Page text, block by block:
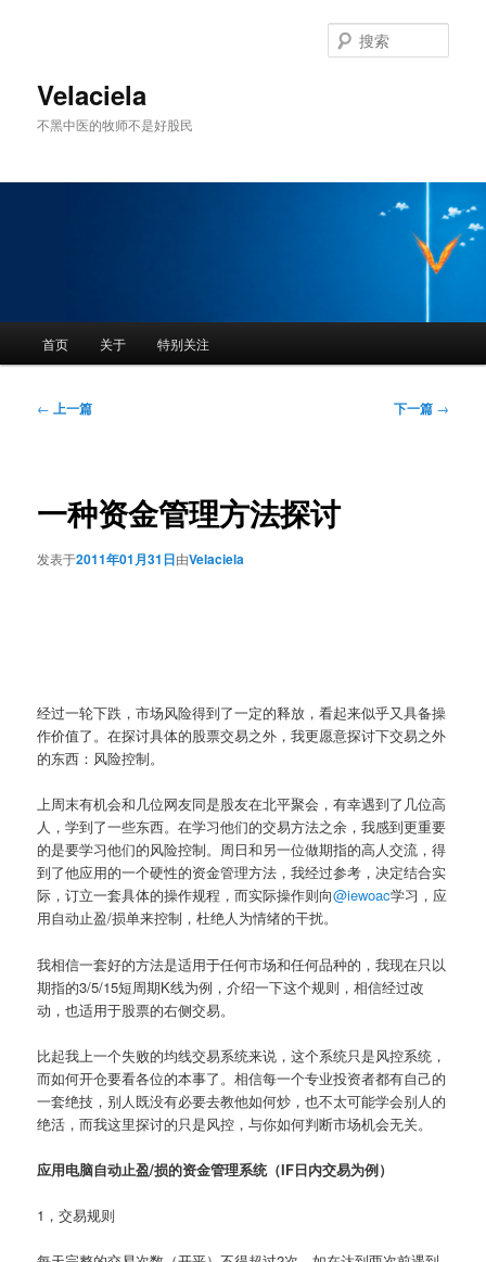
Velaciela
不黑中医的牧师不是好股民
索
首页 关于 特别关注
文
← 上一篇 下一篇 →
一种资金管理方法探讨
发表于2011年01月31日由Velaciela
经过一轮下跌，市场风险得到了一定的释放，看起来似乎又具备操
作价值了。在探讨具体的股票交易之外，我更愿意探讨下交易之外
的东西：风险控制。
上周末有机会和几位网友同是股友在北平聚会，有幸遇到了几位高
人，学到了一些东西。在学习他们的交易方法之余，我感到更重要
的是要学习他们的风险控制。周日和另一位做期指的高人交流，得
到了他应用的一个硬性的资金管理方法，我经过参考，决定结合实
际，订立一套具体的操作规程，而实际操作则向@iewoac学习，应
用自动止盈/损单来控制，杜绝人为情绪的干扰。
我相信一套好的方法是适用于任何市场和任何品种的，我现在只以
期指的3/5/15短周期K线为例，介绍一下这个规则，相信经过改
动，也适用于股票的右侧交易。
比起我上一个失败的均线交易系统来说，这个系统只是风控系统，
而如何开仓要看各位的本事了。相信每一个专业投资者都有自己的
一套绝技，别人既没有必要去教他如何炒，也不太可能学会别人的
绝活，而我这里探讨的只是风控，与你如何判断市场机会无关。
应用电脑自动止盈/损的资金管理系统（IF日内交易为例）
1，交易规则